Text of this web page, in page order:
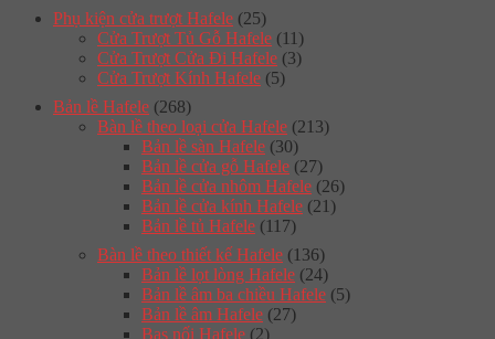
Phụ kiện cửa trượt Hafele (25)
Cửa Trượt Tủ Gỗ Hafele (11)
Cửa Trượt Cửa Đi Hafele (3)
Cửa Trượt Kính Hafele (5)
Bản lề Hafele (268)
Bàn lề theo loại cửa Hafele (213)
Bản lề sàn Hafele (30)
Bản lề cửa gỗ Hafele (27)
Bản lề cửa nhôm Hafele (26)
Bản lề cửa kính Hafele (21)
Bản lề tủ Hafele (117)
Bàn lề theo thiết kế Hafele (136)
Bản lề lọt lòng Hafele (24)
Bản lề âm ba chiều Hafele (5)
Bản lề âm Hafele (27)
Bas nối Hafele (2)